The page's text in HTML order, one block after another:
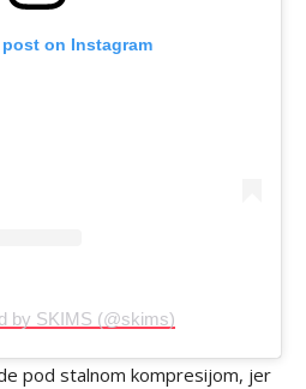
on Instagram
by SKIMS (@skims)
pod stalnom kompresijom, jer